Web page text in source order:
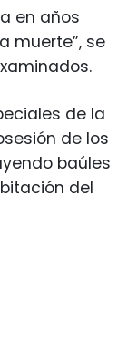
en años
muerte”, se
de la
de los
baúles
del